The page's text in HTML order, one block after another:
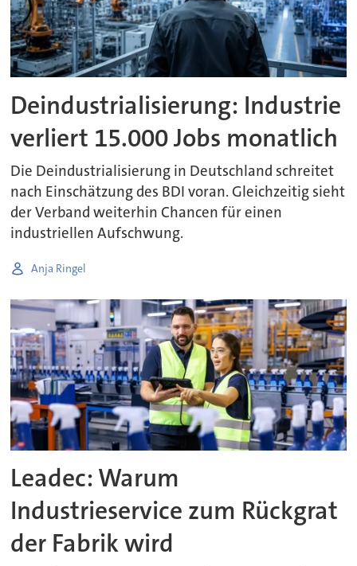
Deindustrialisierung: Industrie
verliert 15.000 Jobs monatlich
Die Deindustrialisierung in Deutschland schreitet
nach Einschätzung des BDI voran. Gleichzeitig sieht
der Verband weiterhin Chancen für einen
industriellen Aufschwung.
Anja Ringel
Leadec: Warum
Industrieservice zum Rückgrat
der Fabrik wird